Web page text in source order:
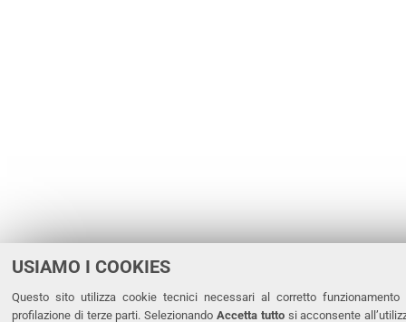
USIAMO I COOKIES
Questo sito utilizza cookie tecnici necessari al corretto
profilazione di terze parti. Selezionando Accetta tuttosi acconsente